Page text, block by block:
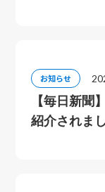
お知らせ
【毎日新聞
紹介されま